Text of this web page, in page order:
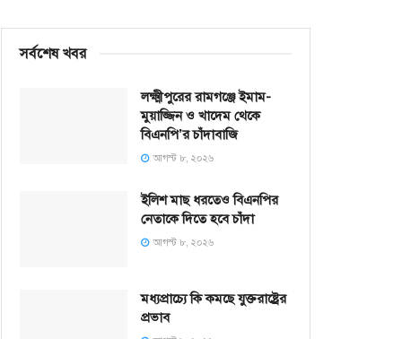
সর্বশেষ খবর
লক্ষ্মীপুরের রামগঞ্জে ইমাম-
মুয়াজ্জিন ও খাদেম থেকে
বিএনপি’র চাঁদাবাজি
আগস্ট ৮, ২০২৬
ইলিশ মাছ ধরতেও বিএনপির
নেতাকে দিতে হবে চাঁদা
আগস্ট ৮, ২০২৬
মধ্যপ্রাচ্যে কি কমছে যুক্তরাষ্ট্রের
প্রভাব